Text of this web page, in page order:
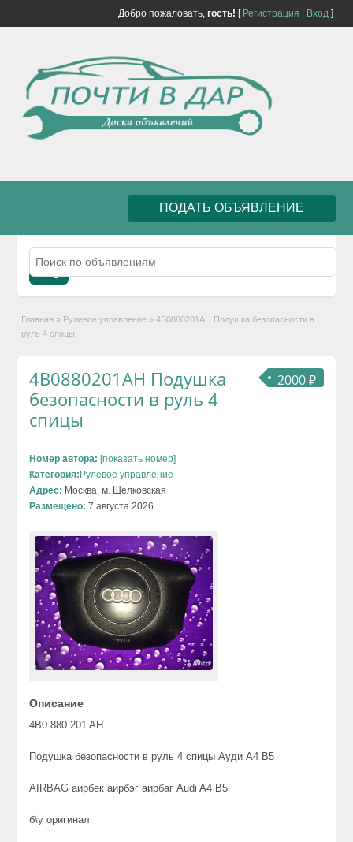
Добро пожаловать, гость! [ Регистрация Вход]
ПОДАТЬ ОБЪЯВЛЕНИЕ
Главная » Рулевое управление » 4B0880201AH Подушка безопасности в
руль 4 спицы
2000 ₽
4B0880201AH Подушка
безопасности в руль 4
спицы
Номер автора: [показать номер]
Категория: Рулевое управление
Адрес: Москва, м. Щелковская
Размещено: 7 августа 2026
Описание
4B0 880 201 AH
Подушка безопасности в руль 4 спицы Ауди А4 В5
AIRBAG аирбек аирбэг аирбаг Audi A4 B5
б\у оригинал